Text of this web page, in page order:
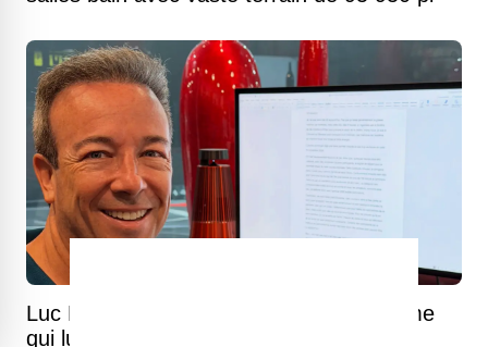
Luc Poirier répond franchement à la dame
qui lui demande d'acheter sa maison